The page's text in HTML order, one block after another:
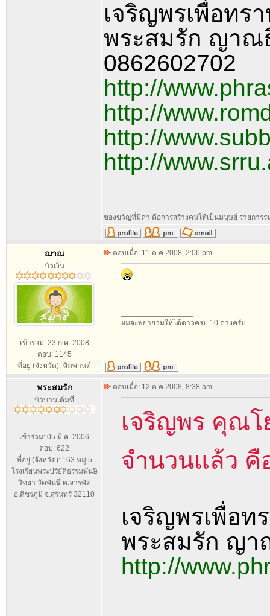
เจริญพรเพื่อทร
พระสมรัก ญาณ
0862602702
http://
http://
http://
http://
ของขวัญที่มีค่า คือการสร้างคนให้เป็นมนุษย์ รายการ
ฌาณ
บัวเงิน
เข้าร่วม: 23 ก.ค. 2008
ตอบ: 1145
ที่อยู่ (จังหวัด): หิมพานต์
ตอบเมื่อ: 11 ต.ค.2008, 2:06 pm
ผมจะพยายามให้ได้ดาวครบ 10 ดวงครับ
พระสมรัก
บัวบานเต็มที่
เข้าร่วม: 05 มี.ค. 2006
ตอบ: 622
ที่อยู่ (จังหวัด): 163 หมู่ 5
โรงเรียนพระปริยัติธรรมพันษี
วิทยา วัดพันษี ต.จารพัต
อ.ศีขรภูมิ จ.สุรินทร์ 32110
ตอบเมื่อ: 12 ต.ค.2008, 8:38 am
เจริญพร คุณ
จำนวนแล้ว คื
เจริญพรเพื่อท
พระสมรัก ญา
http://